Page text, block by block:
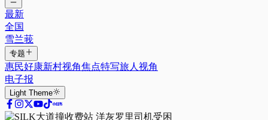
最新
全国
雪兰莪
专题
惠民好康新村视角焦点特写旅人视角
电子报
Light Theme